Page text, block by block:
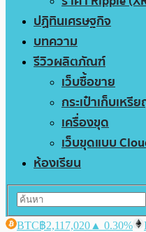
ปฏิทินเศรษฐกิจ
บทความ
รีวิวผลิตภัณฑ์
เว็บซื้อขาย
กระเป๋าเก็บเหรี
เครื่องขุด
เว็บขุดแบบ
ห้องเรียน
BTC฿2,117,020 ▲ 0.30%